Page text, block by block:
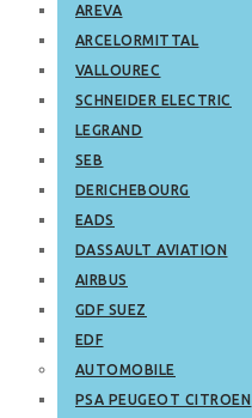
AREVA
ARCELORMITTAL
VALLOUREC
SCHNEIDER ELECTRIC
LEGRAND
SEB
DERICHEBOURG
EADS
DASSAULT AVIATION
AIRBUS
GDF SUEZ
EDF
AUTOMOBILE
PSA PEUGEOT CITROEN